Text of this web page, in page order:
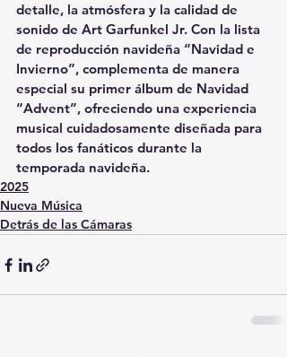
detalle, la atmósfera y la calidad de
sonido de Art Garfunkel Jr. Con la lista
de reproducción navideña “Navidad e
Invierno”, complementa de manera
especial su primer álbum de Navidad
“Advent”, ofreciendo una experiencia
musical cuidadosamente diseñada para
todos los fanáticos durante la
temporada navideña.
2025
Nueva Música
Detrás de las Cámaras